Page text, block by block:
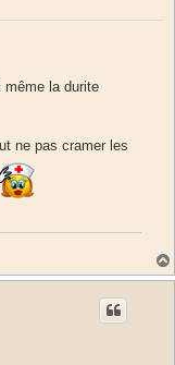
même la durite
ne pas cramer les